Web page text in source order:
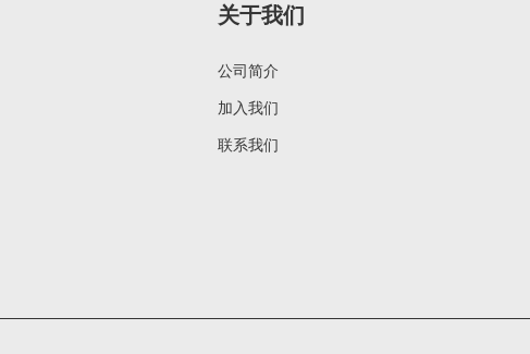
关于我们
公司简介
加入我们
联系我们